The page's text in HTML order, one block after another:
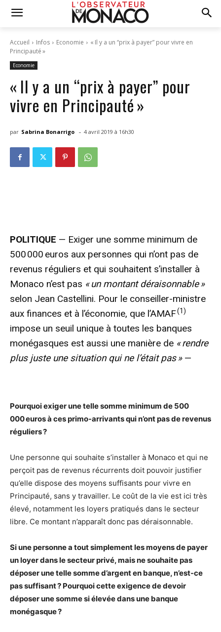
Accueil Infos Economie
« Il y a un “prix à payer” pour vivre en
Principauté »
Economie
« Il y a un “prix à payer” pour
vivre en Principauté »
par Sabrina Bonarrigo - 4 avril 2019 à 16h30
POLITIQUE — Exiger une somme minimum de
500 000 euros aux personnes qui n’ont pas de
revenus réguliers et qui souhaitent s’installer à
Monaco n’est pas « un montant déraisonnable »
selon Jean Castellini. Pour le conseiller-ministre
aux finances et à l’économie, que l’AMAF(1)
impose un seuil unique à toutes les banques
monégasques est aussi une manière de « rendre
plus juste une situation qui ne l’était pas »—
Pourquoi exiger une telle somme minimum de 500
000 euros à ces primo-arrivants qui n’ont pas de revenus
réguliers ?
Une personne qui souhaite s’installer à Monaco et qui ne
perçoit pas de revenus récurrents doit pouvoir justifier
qu’elle dispose des moyens suffisants pour vivre en
Principauté, sans y travailler. Le coût de la vie est ici très
élevé, notamment les loyers pratiqués dans le secteur
libre. Ce montant n’apparaît donc pas déraisonnable.
Si une personne a tout simplement les moyens de payer
un loyer dans le secteur privé, mais ne souhaite pas
déposer une telle somme d’argent en banque, n’est-ce
pas suffisant ? Pourquoi cette exigence de devoir
déposer une somme si élevée dans une banque
monégasque ?